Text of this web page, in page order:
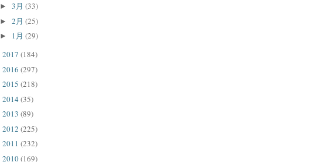
► 3月 (33)
► 2月 (25)
► 1月 (29)
2017 (184)
2016 (297)
2015 (218)
2014 (35)
2013 (89)
2012 (225)
2011 (232)
2010(169)